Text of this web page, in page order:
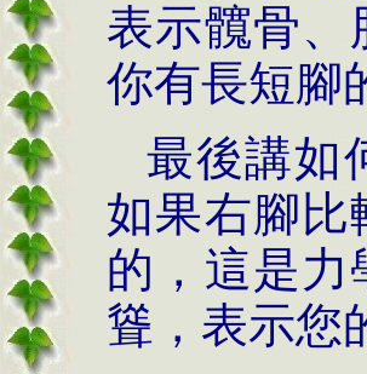
表示髖骨、
你有長短腳
最後講如
如果右腳比
的，這是
聳，表示您